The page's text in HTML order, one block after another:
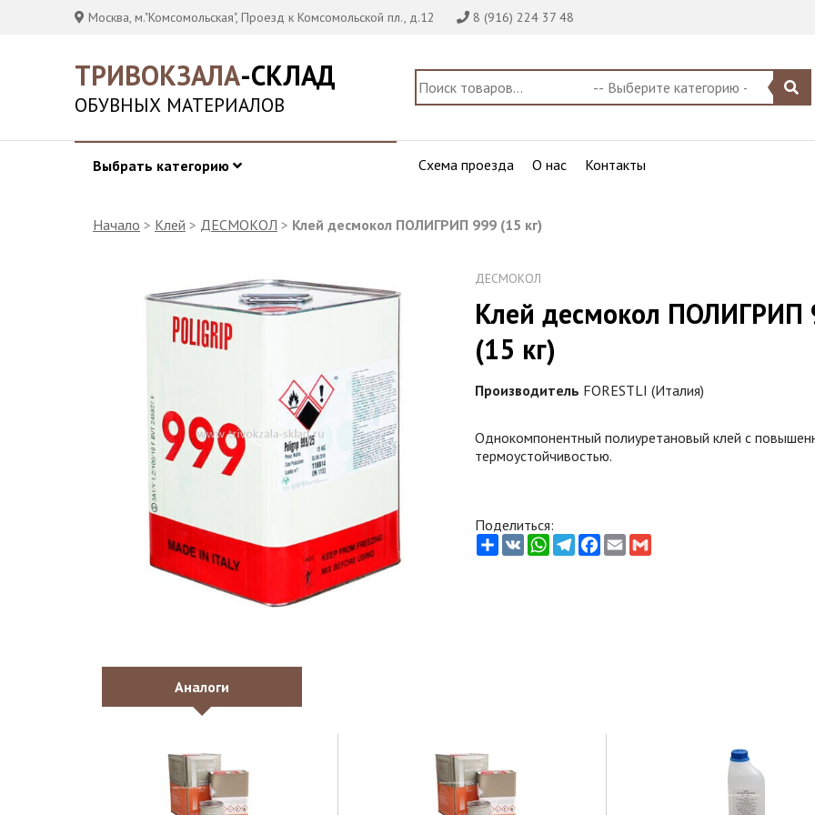
Москва, м."Комсомольская", Проезд к Комсомольской пл., д.12 8 (916) 224 37 48
ТРИВОКЗАЛА-СКЛАД
ОБУВНЫХ МАТЕРИАЛОВ
Выбрать категорию Схема проезда О нас Контакты
Начало > Клей > ДЕСМОКОЛ > Клей десмокол ПОЛИГРИП 999 (15 кг)
ДЕСМОКОЛ
Клей десмокол ПОЛИГРИП
(15 кг)
Производитель FORESTLI (Италия)
Однокомпонентный полиуретановый клей с
термоустойчивостью.
Поделиться:
ShareVK WhatsApp
Telegram
Facebook
EmailGmail
Аналоги